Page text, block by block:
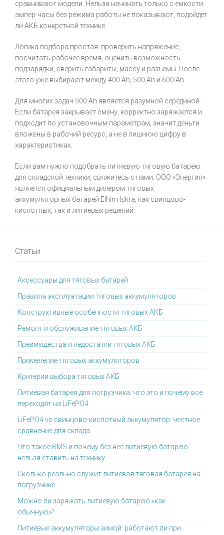
сравнивают модели. Нельзя начинать только с емкости:
ампер-часы без режима работы не показывают, подойдет
ли АКБ конкретной технике.
Логика подбора простая: проверить напряжение,
посчитать рабочее время, оценить возможность
подзарядки, сверить габариты, массу и разъемы. После
этого уже выбирают между 400 Ah, 500 Ah и 600 Ah.
Для многих задач 500 Ah является разумной серединой.
Если батарея закрывает смену, корректно заряжается и
подходит по установочным параметрам, значит деньги
вложены в рабочий ресурс, а не в лишнюю цифру в
характеристиках.
Если вам нужно подобрать литиевую тяговую батарею
для складской техники, свяжитесь с нами: ООО «Энергия»
является официальным дилером тяговых
аккумуляторных батарей Elhim Iskra, как свинцово-
кислотных, так и литиевых решений.
Статьи
Аксессуары для тяговых батарей
Правила эксплуатации тяговых аккумуляторов
Конструктивные особенности тяговых АКБ
Ремонт и обслуживание тяговых АКБ
Преимущества и недостатки тяговых АКБ
Применение тяговых аккумуляторов
Критерии выбора тяговых АКБ
Литиевая батарея для погрузчика: что это и почему все
переходят на LiFePO4
LiFePO4 vs свинцово-кислотный аккумулятор: честное
сравнение для склада
Что такое BMS и почему без неё литиевую батарею
нельзя ставить на технику
Сколько реально служит литиевая тяговая батарея на
погрузчике
Можно ли заряжать литиевую батарею «как
обычную»?
Литиевые аккумуляторы зимой: работают ли при